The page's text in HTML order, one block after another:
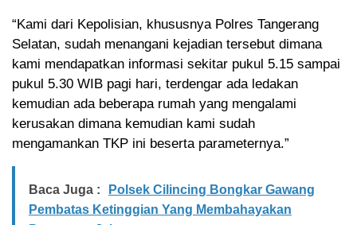
“Kami dari Kepolisian, khususnya Polres Tangerang
Selatan, sudah menangani kejadian tersebut dimana
kami mendapatkan informasi sekitar pukul 5.15 sampai
pukul 5.30 WIB pagi hari, terdengar ada ledakan
kemudian ada beberapa rumah yang mengalami
kerusakan dimana kemudian kami sudah
mengamankan TKP ini beserta parameternya.”
Baca Juga :
Polsek Cilincing Bongkar Gawang
Pembatas Ketinggian Yang Membahayakan